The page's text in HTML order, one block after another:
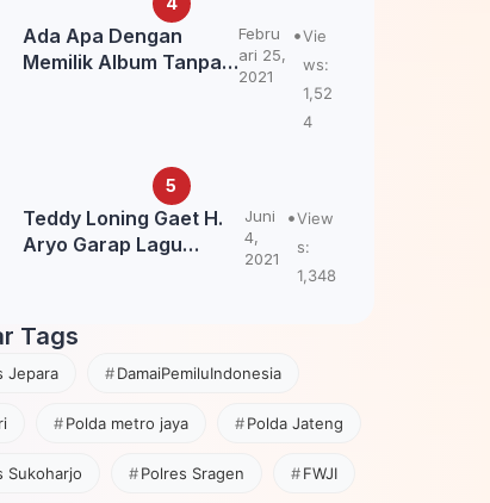
Ada Apa Dengan
Memilik Album Tanpa
Febru
ari 25,
2021
Vie
ws:
1,52
4
Teddy Loning Gaet H.
Aryo Garap Lagu
Juni
4,
2021
View
s:
1,348
Tags
Jepara DamaiPemiluIndonesia
Polda metro jaya Polda Jateng
Sukoharjo Polres Sragen FWJI